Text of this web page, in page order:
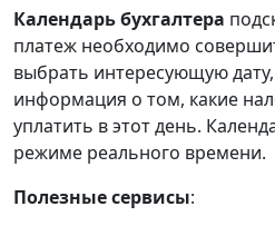
Календарьбухгалтера
платеж необходимо
выбрать интересующую
информация о том, какие
уплатить в этот день.
режиме реального времени.
Полезные сервисы: